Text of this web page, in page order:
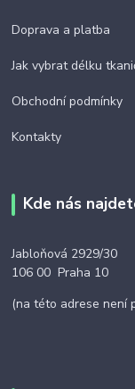
Doprava a platba
Jak vybrat délku
Obchodní podmínky
Kontakty
Kde nás
Jabloňová 2929/30
106 00 Praha 10
(na této adrese není